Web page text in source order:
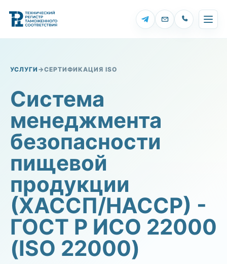
Открыть Telegram
Открыть
УСЛУГИ →СЕРТИФИКАЦИЯ ISO
Система
менеджмента
безопасности
пищевой
продукции
(ХАССП/НАССР) -
ГОСТ Р ИСО 22000
(ISO 22000)